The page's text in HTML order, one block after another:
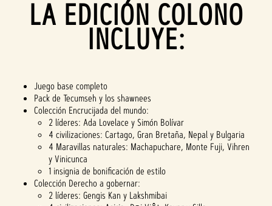
LA EDICIÓN COLONO
INCLUYE:
Juego base completo
Pack de Tecumseh y los shawnees
Colección Encrucijada del mundo:
2 líderes: Ada Lovelace y Simón Bolívar
4 civilizaciones: Cartago, Gran Bretaña, Nepal y Bulgaria
4 Maravillas naturales: Machapuchare, Monte Fuji, Vihren
y Vinicunca
1 insignia de bonificación de estilo
Colección Derecho a gobernar:
2 líderes: Gengis Kan y Lakshmibai